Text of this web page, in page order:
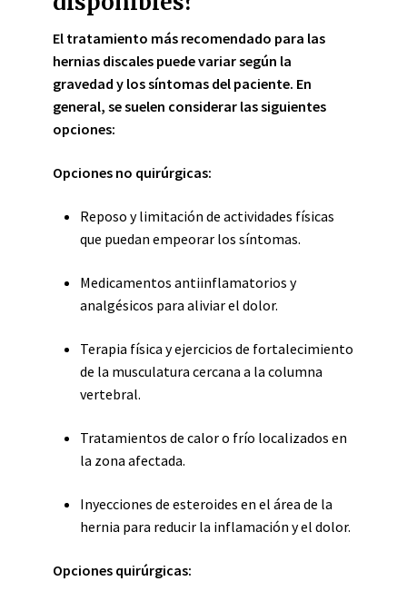
El tratamiento más recomendado para las
hernias discales puede variar según la
gravedad y los síntomas del paciente. En
general, se suelen considerar las siguientes
opciones:
Opciones no quirúrgicas:
Reposo y limitación de actividades físicas
que puedan empeorar los síntomas.
Medicamentos antiinflamatorios y
analgésicos para aliviar el dolor.
Terapia física y ejercicios de fortalecimiento
de la musculatura cercana a la columna
vertebral.
Tratamientos de calor o frío localizados en
la zona afectada.
Inyecciones de esteroides en el área de la
hernia para reducir la inflamación y el dolor.
Opciones quirúrgicas: